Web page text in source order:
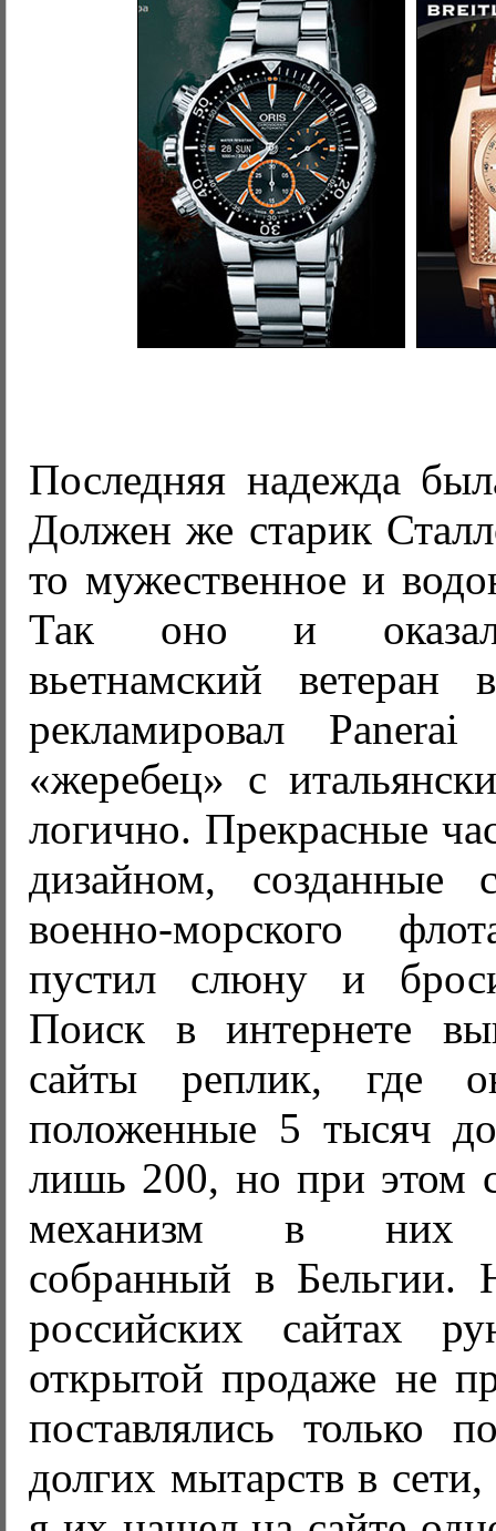
Последняя надежда
Должен же старик
то мужественное и
Так оно и
вьетнамский
рекламировал
«жеребец» с
логично. Прекрасные
дизайном, созданные
военно-морского
пустил слюну и
Поиск в интернете
сайты реплик, где
положенные 5 тысяч
лишь 200, но при этом
механизм в них
собранный в Бельгии.
российских сайтах
открытой продаже не
поставлялись только
долгих мытарств в